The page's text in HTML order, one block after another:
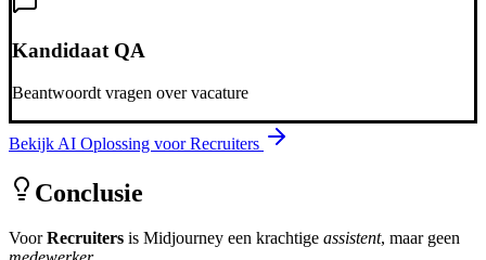
Kandidaat QA
Beantwoordt vragen over vacature
Bekijk AI Oplossing voorRecruiters
Conclusie
VoorRecruiters is Midjourney een krachtige assistent, maar geen